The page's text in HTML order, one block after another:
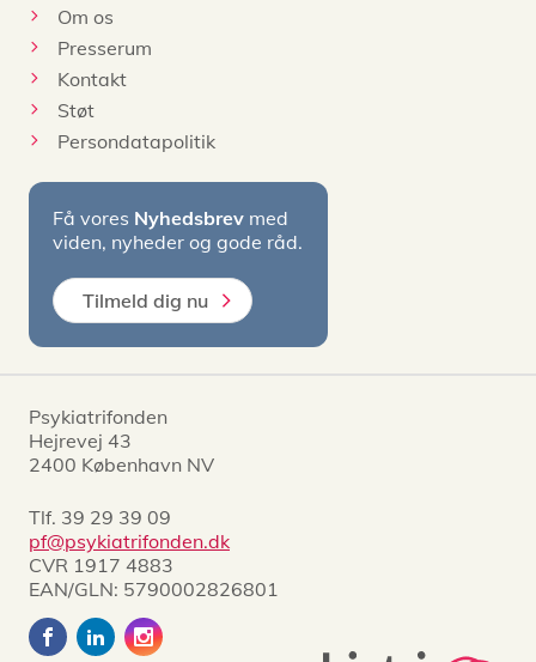
Om os
Presserum
Kontakt
Støt
Persondatapolitik
Få vores Nyhedsbrev med
viden, nyheder og gode råd.
Tilmeld dig nu
Psykiatrifonden
Hejrevej 43
2400 København NV
Tlf. 39 29 39 09
pf@psykiatrifonden.dk
CVR 1917 4883
EAN/GLN: 5790002826801